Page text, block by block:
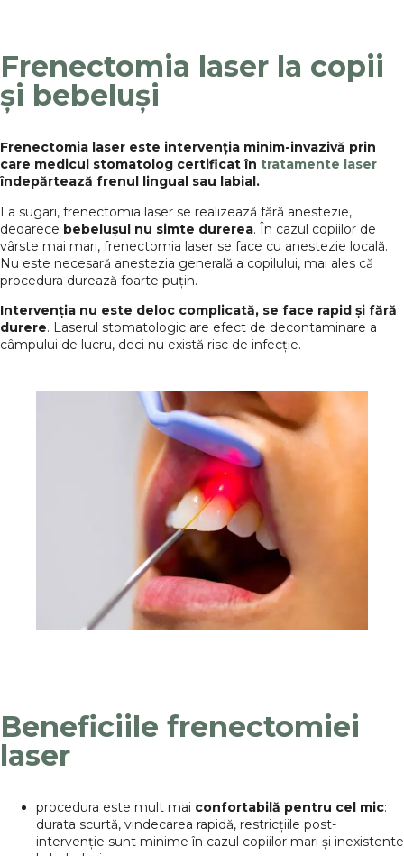
Frenectomia laser la copii
și bebeluși
Frenectomia laser este intervenția minim-invazivă prin
care medicul stomatolog certificat în tratamente laser
îndepărtează frenul lingual sau labial.
La sugari, frenectomia laser se realizează fără anestezie,
deoarece bebelușul nu simte durerea. În cazul copiilor de
vârste mai mari, frenectomia laser se face cu anestezie locală.
Nu este necesară anestezia generală a copilului, mai ales că
procedura durează foarte puțin.
Intervenția nu este deloc complicată, se face rapid și fără
durere. Laserul stomatologic are efect de decontaminare a
câmpului de lucru, deci nu există risc de infecție.
Beneficiile frenectomiei
laser
procedura este mult mai confortabilă pentru cel mic:
durata scurtă, vindecarea rapidă, restricțiile post-
intervenție sunt minime în cazul copiilor mari și inexistente